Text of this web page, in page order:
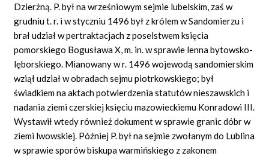
Dzierżną. P. był na wrześniowym sejmie lubelskim, zaś w
grudniu t. r. i w styczniu 1496 był z królem w Sandomierzu i
brał udział w pertraktacjach z poselstwem księcia
pomorskiego Bogusława X, m. in.w sprawie lenna bytowsko-
lęborskiego. Mianowany w r. 1496 wojewodą sandomierskim
wziął udział w obradach sejmu piotrkowskiego; był
świadkiem na aktach potwierdzenia statutów nieszawskich i
nadania ziemi czerskiej księciu mazowieckiemu Konradowi III.
Wystawił wtedy również dokument w sprawie granic dóbr w
ziemi lwowskiej. Później P. był na sejmie zwołanym do Lublina
w sprawie sporów biskupa warmińskiego z zakonem